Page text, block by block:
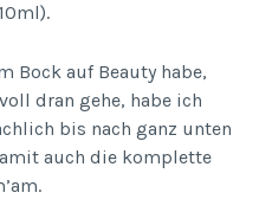
Bock auf Beauty habe,
dran gehe, habe ich
bis nach ganz unten
auch die komplette